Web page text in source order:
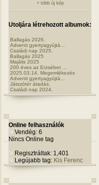
+ több új kép
Utoljára létrehozott albumok:
Ballagás 2026.
Adventi gyertyagyújtá...
Családi nap 2025.
Ballagás 2025
Majális 2025
200 éves az Erzsébet ...
2025.03.14. Megemlékezés
Adventi gyertyagyújtá...
Játszótér átadás.
Családi nap 2024.
Online felhasználók
Vendég: 6
Nincs Online tag
Regisztráltak: 1,401
Legújabb tag: Kis Ferenc